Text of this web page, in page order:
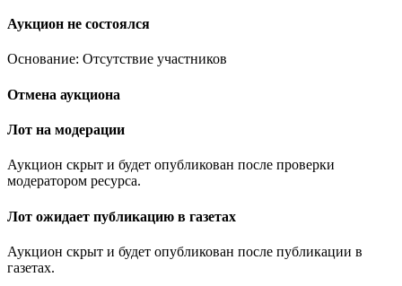
Аукцион не состоялся
Основание: Отсутствие участников
Отмена аукциона
Лот на модерации
Аукцион скрыт и будет опубликован после проверки
модератором ресурса.
Лот ожидает публикацию в газетах
Аукцион скрыт и будет опубликован после публикации в
газетах.